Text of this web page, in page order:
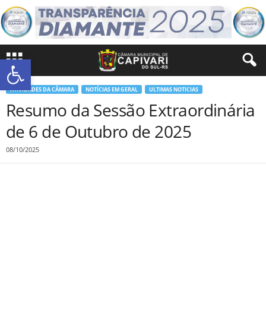
ATIVIDADES DA CÂMARA NOTÍCIAS EM GERAL ULTIMAS NOTICIAS
Resumo da Sessão Extraordinária
de 6 de Outubro de 2025
08/10/2025
Abrir a barra de ferramentas